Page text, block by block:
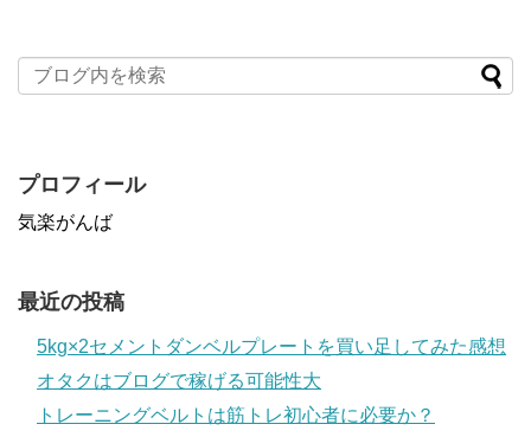
プロフィール
気楽がんば
最近の投稿
5kg×2セメントダンベルプレートを買い足してみた感想
オタクはブログで稼げる可能性大
トレーニングベルトは筋トレ初心者に必要か？